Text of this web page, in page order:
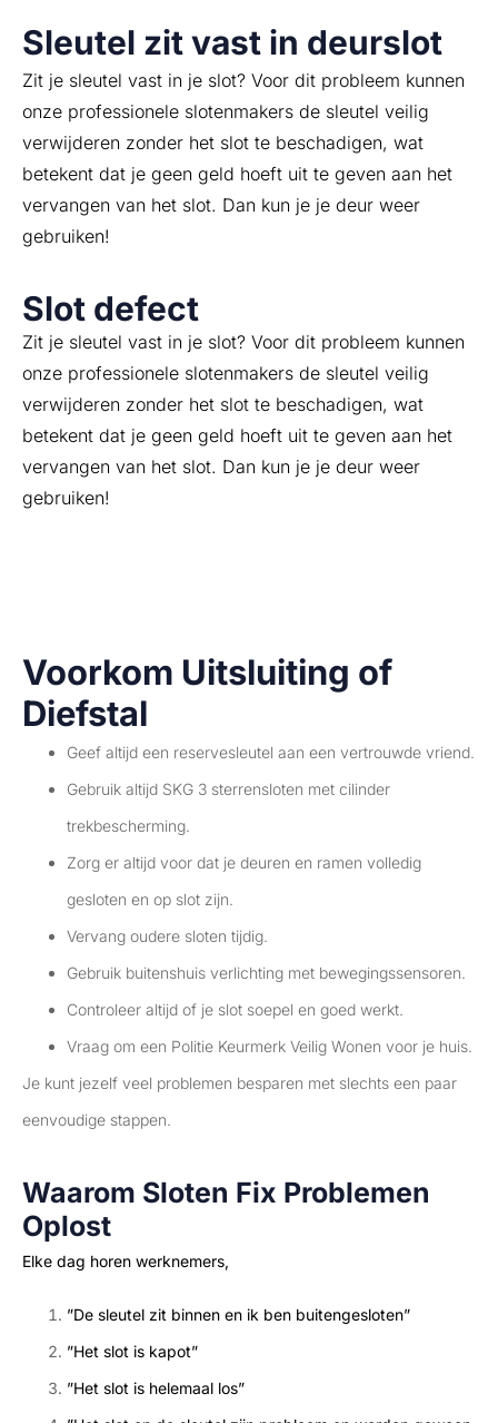
Sleutel zit vast in deurslot
Zit je sleutel vast in je slot? Voor dit probleem kunnen
onze professionele slotenmakers de sleutel veilig
verwijderen zonder het slot te beschadigen, wat
betekent dat je geen geld hoeft uit te geven aan het
vervangen van het slot. Dan kun je je deur weer
gebruiken!
Slot defect
Zit je sleutel vast in je slot? Voor dit probleem kunnen
onze professionele slotenmakers de sleutel veilig
verwijderen zonder het slot te beschadigen, wat
betekent dat je geen geld hoeft uit te geven aan het
vervangen van het slot. Dan kun je je deur weer
gebruiken!
Voorkom Uitsluiting of
Diefstal
Geef altijd een reservesleutel aan een vertrouwde vriend.
Gebruik altijd SKG 3 sterrensloten met cilinder
trekbescherming.
Zorg er altijd voor dat je deuren en ramen volledig
gesloten en op slot zijn.
Vervang oudere sloten tijdig.
Gebruik buitenshuis verlichting met bewegingssensoren.
Controleer altijd of je slot soepel en goed werkt.
Vraag om een Politie Keurmerk Veilig Wonen voor je huis.
Je kunt jezelf veel problemen besparen met slechts een paar
eenvoudige stappen.
Waarom Sloten Fix Problemen
Oplost
Elke dag horen werknemers,
”De sleutel zit binnen en ik ben buitengesloten”
”Het slot is kapot”
”Het slot is helemaal los”